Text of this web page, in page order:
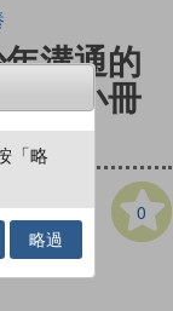
溝通的
者小冊
0
「略
略過